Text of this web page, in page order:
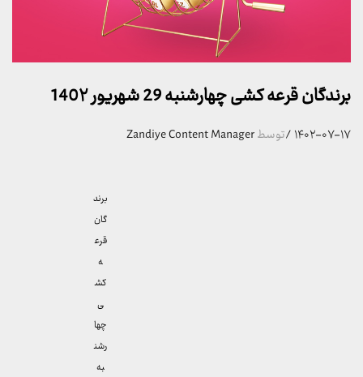
برندگان قرعه کشی چهارشنبه 29 شهریور 140۲
۱۴۰۲-۰۷-۱۷/توسطZandiye Content Manager
برند
گان
قرع
ه
کش
ی
چها
رشن
به